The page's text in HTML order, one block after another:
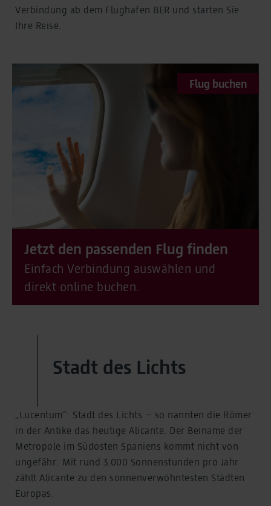
Verbindung ab dem Flughafen BER und starten Sie
Ihre Reise.
Jetzt den passenden Flug finden
Einfach Verbindung auswählen und
direkt online buchen.
Flug buchen
Stadt des Lichts
„Lucentum“: Stadt des Lichts – so nannten die Römer
in der Antike das heutige Alicante. Der Beiname der
Metropole im Südosten Spaniens kommt nicht von
ungefähr: Mit rund 3.000 Sonnenstunden pro Jahr
zählt Alicante zu den sonnenverwöhntesten Städten
Europas.